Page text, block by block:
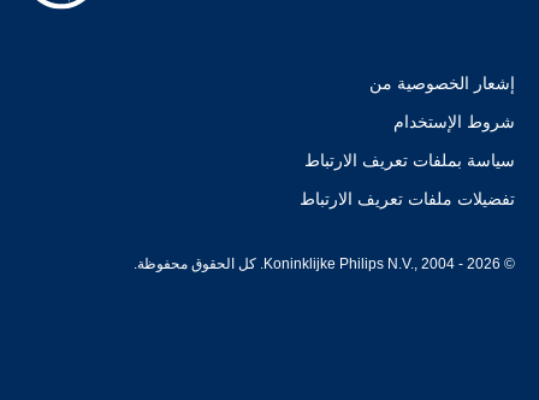
إشعار الخصوصية من
شروط الإستخدام
سياسة بملفات تعريف الارتباط
تفضيلات ملفات تعريف الارتباط
© Koninklijke Philips N.V., 2004 - 2026. كل الحقوق محفوظة.